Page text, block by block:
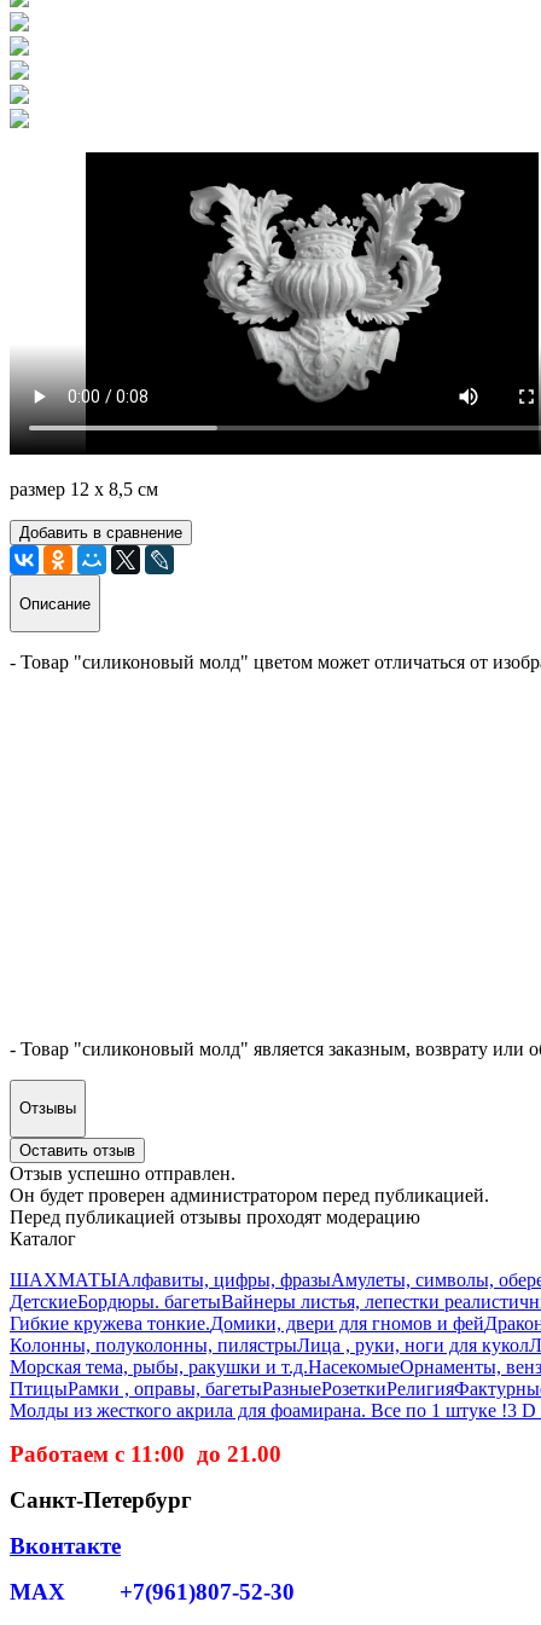
размер 12 х 8,5 см
Добавить в сравнение
Описание
- Товар "силиконовый молд" цветом может отличаться от
- Товар "силиконовый молд" является заказным, возврату или
Отзывы
Оставить отзыв
Отзыв успешно отправлен.
Он будет проверен администратором перед публикацией.
Перед публикацией отзывы проходят модерацию
Каталог
ШАХМАТЫАлфавиты, цифры, фразыАмулеты, символы,
ДетскиеБордюры. багетыВайнеры листья, лепестки
Гибкие кружева тонкие.Домики, двери для гномов и фей
Колонны, полуколонны, пилястрыЛица , руки, ноги для кукол
Морская тема, рыбы, ракушки и т.д.НасекомыеОрнаменты,
ПтицыРамки , оправы, багетыРазныеРозеткиРелигия
Молды из жесткого акрила для фоамирана. Все по 1 штуке !3 D
Работаем с 11:00 до 21.00
Санкт-Петербург
Вконтакте
MAX +7(961)807-52-30